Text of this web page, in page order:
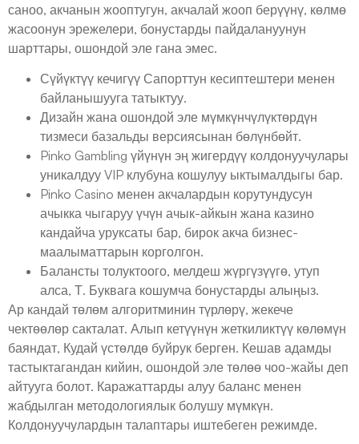
саноо, акчанын жооптугун, акчалай жооп берүүнү, көлмө
жасоонун эрежелери, бонустарды пайдалануунун
шарттары, ошондой эле гана эмес.
Сүйүктүү кечигүү Сапорттун кесиптештери менен
байланышууга татыктуу.
Дизайн жана ошондой эле мүмкүнчүлүктөрдүн
тизмеси базальды версиясынан бөлүнбөйт.
Pinko Gambling үйүнүн эң жигердүү колдонуучулары
уникалдуу VIP клубуна кошулуу ыктымалдыгы бар.
Pinko Casino менен акчалардын корутундусун
ачыкка чыгаруу үчүн ачык-айкын жана казино
кандайча уруксаты бар, бирок акча бизнес-
маалыматтарын корголгон.
Балансты толуктоого, мелдеш жүргүзүүгө, утуп
алса, Т. Буквага кошумча бонустарды алыңыз.
Ар кандай төлөм алгоритминин түрлөрү, жекече
чектөөлөр сакталат. Алып кетүүнүн жеткиликтүү көлөмүн
баяндат, Кудай үстөлдө буйрук берген. Кешав адамды
тастыктагандан кийин, ошондой эле төлөө чоо-жайы деп
айтууга болот. Каражаттарды алуу баланс менен
жабдылган методологиялык болушу мүмкүн.
Колдонуучулардын талаптары иштебеген режимде.